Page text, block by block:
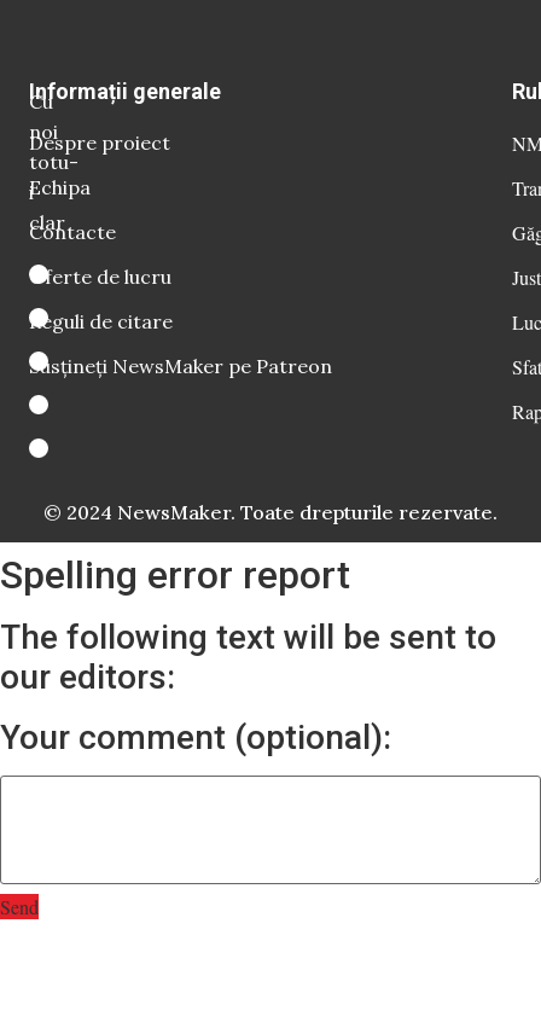
Cu
noi
totu-
i
clar
Informații generale
Despre proiect
Echipa
Contacte
Oferte de lucru
Reguli de citare
Susțineți NewsMaker pe Patreon
© 2024 NewsMaker. Toate drepturile rezervate.
Spelling error report
The following text will be sent to
our editors:
Your comment (optional):
Send